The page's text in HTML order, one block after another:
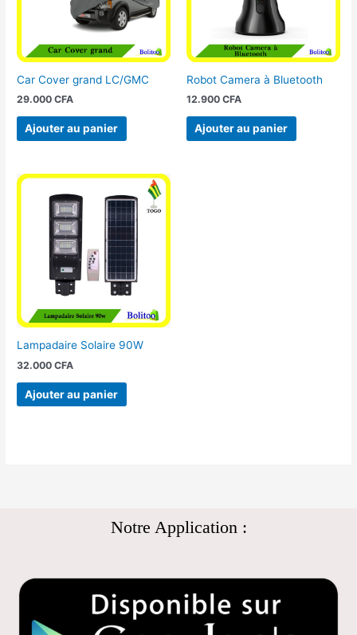
Car Cover grand LC/GMC
29.000CFA
Ajouter au panier
Robot Camera à Bluetooth
12.900 CFA
Ajouter au panier
Lampadaire Solaire 90W
32.000CFA
Ajouter au panier
Notre Application :